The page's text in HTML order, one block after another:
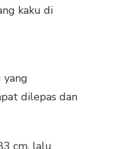
kaku di
yang
dilepas dan